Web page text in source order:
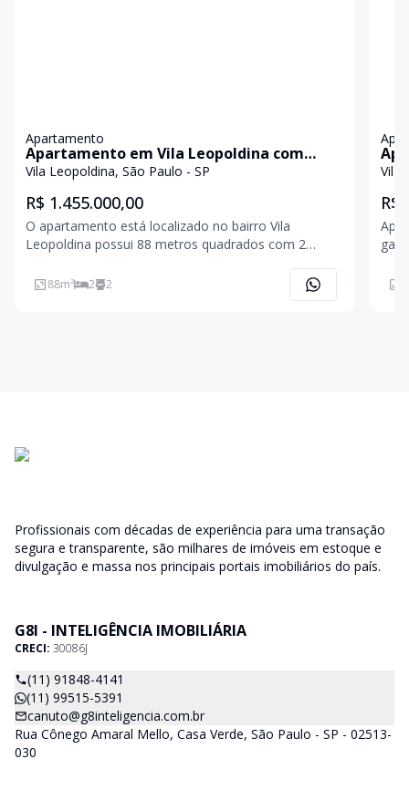
Apartamento
Apartamento em Vila Leopoldina com
88m²
Vila Leopoldina, São Paulo - SP
R$ 1.455.000,00
O apartamento está localizado no bairro Vila
Leopoldina possui 88 metros quadrados com 2
garagem próprias e independentes.
88m² 2 2
Vila
R$
Profissionais com décadas de experiência para uma transação
segura e transparente, são milhares de imóveis em estoque e
divulgação e massa nos principais portais imobiliários do país.
G8I - INTELIGÊNCIA IMOBILIÁRIA
CRECI: 30086J
(11) 91848-4141
(11) 99515-5391
canuto@g8inteligencia.com.br
Rua Cônego Amaral Mello, Casa Verde, São Paulo - SP - 02513-
030